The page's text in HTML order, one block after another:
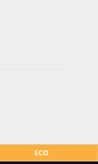
ECO